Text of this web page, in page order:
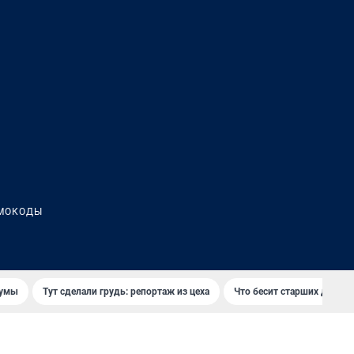
Тут сделали грудь: репортаж из цеха Что бесит старших детей